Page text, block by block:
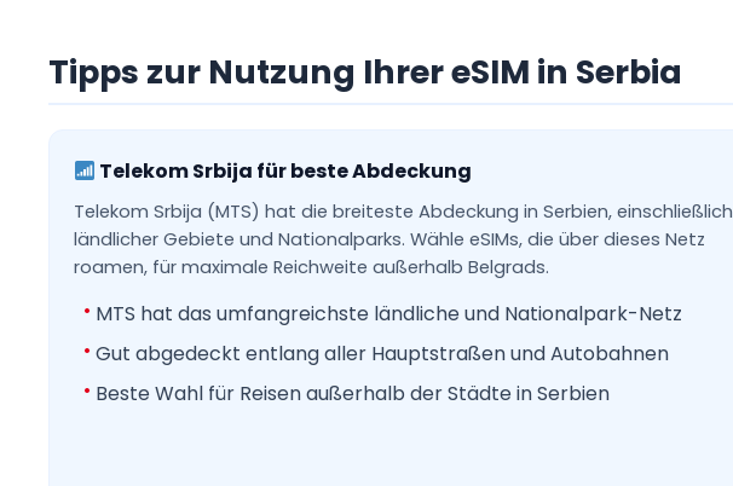
Tipps zur Nutzung Ihrer eSIM in Serbia
Telekom Srbija für beste Abdeckung
Telekom Srbija (MTS) hat die breiteste Abdeckung in Serbien, einschließlich
ländlicher Gebiete und Nationalparks. Wähle eSIMs, die über dieses Netz
roamen, für maximale Reichweite außerhalb Belgrads.
MTS hat das umfangreichste ländliche und Nationalpark-Netz
Gut abgedeckt entlang aller Hauptstraßen und Autobahnen
Beste Wahl für Reisen außerhalb der Städte in Serbien